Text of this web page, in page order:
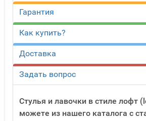
Гарантия
Как купить?
Доставка
Задать вопрос
Стулья и лавочки в стиле лофт
можете из нашего каталога с